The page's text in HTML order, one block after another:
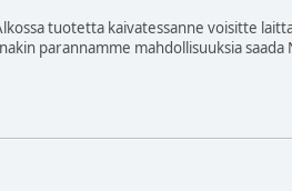
tuotetta kaivatessanne voisitte
parannamme mahdollisuuksia saada